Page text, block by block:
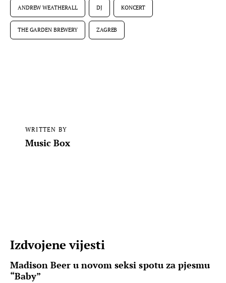
ANDREW WEATHERALL DJ KONCERT
THE GARDEN BREWERY ZAGREB
WRITTEN BY
Music Box
Izdvojene vijesti
Madison Beer u novom seksi spotu za pjesmu
“Baby”